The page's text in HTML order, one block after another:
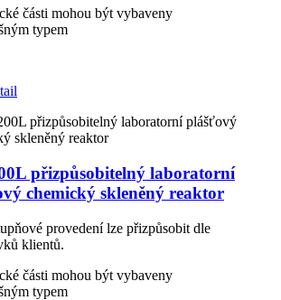
části mohou být vybaveny
typem
přizpůsobitelný laboratorní
chemický skleněný reaktor
provedení lze přizpůsobit dle
klientů.
části mohou být vybaveny
typem